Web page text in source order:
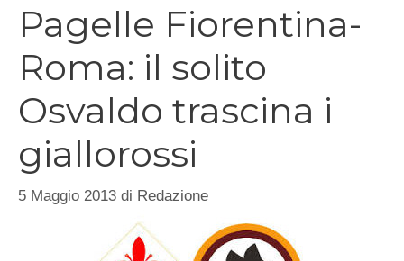
Pagelle Fiorentina-
Roma: il solito
Osvaldo trascina i
giallorossi
5 Maggio 2013 di Redazione